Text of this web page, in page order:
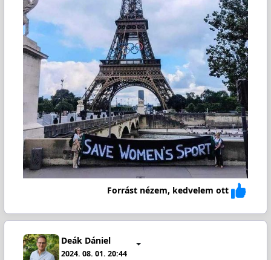
Forrást nézem, kedvelem ott
Deák Dániel
2024. 08. 01. 20:44